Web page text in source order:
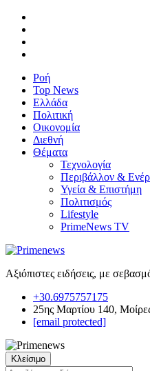
Ροή
Top News
Ελλάδα
Πολιτική
Οικονομία
Διεθνή
Θέματα
Τεχνολογία
Περιβάλλον &
Υγεία & Επιστήμη
Πολιτισμός
Lifestyle
PrimeNews TV
Αξιόπιστες ειδήσεις, με
+30.6975757175
25ης Μαρτίου 140,
[email protected]
Κλείσιμο